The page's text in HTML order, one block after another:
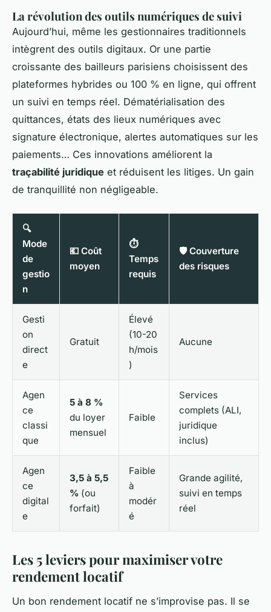
La révolution des outils numériques de suivi
Aujourd’hui, même les gestionnaires traditionnels
intègrent des outils digitaux. Or une partie
croissante des bailleurs parisiens choisissent des
plateformes hybrides ou 100 % en ligne, qui offrent
un suivi en temps réel. Dématérialisation des
quittances, états des lieux numériques avec
signature électronique, alertes automatiques sur les
paiements… Ces innovations améliorent la
traçabilité juridique et réduisent les litiges. Un gain
de tranquillité non négligeable.
🔍
Mode
de
gestio
n
💶 Coût
moyen
⏱️
Temps
requis
🛡️ Couverture
des risques
Gesti
on
direct
e
Gratuit
Élevé
(10-20
h/mois
)
Aucune
Agen
ce
classi
que
5 à 8 %
du loyer
mensuel
Faible
Services
complets (ALI,
juridique
inclus)
Agen
ce
digital
e
3,5 à 5,5
% (ou
forfait)
Faible
à
modér
é
Grande agilité,
suivi en temps
réel
Les 5 leviers pour maximiser votre
rendement locatif
Un bon rendement locatif ne s’improvise pas. Il se